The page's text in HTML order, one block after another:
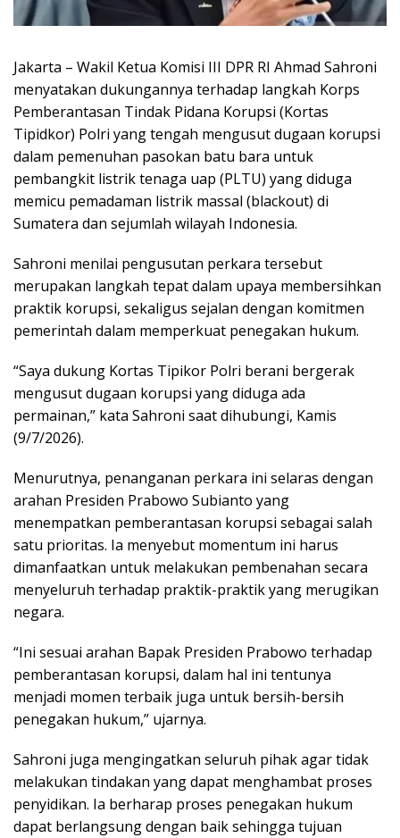
Jakarta – Wakil Ketua Komisi III DPR RI Ahmad Sahroni
menyatakan dukungannya terhadap langkah Korps
Pemberantasan Tindak Pidana Korupsi (Kortas
Tipidkor) Polri yang tengah mengusut dugaan korupsi
dalam pemenuhan pasokan batu bara untuk
pembangkit listrik tenaga uap (PLTU) yang diduga
memicu pemadaman listrik massal (blackout) di
Sumatera dan sejumlah wilayah Indonesia.
Sahroni menilai pengusutan perkara tersebut
merupakan langkah tepat dalam upaya membersihkan
praktik korupsi, sekaligus sejalan dengan komitmen
pemerintah dalam memperkuat penegakan hukum.
“Saya dukung Kortas Tipikor Polri berani bergerak
mengusut dugaan korupsi yang diduga ada
permainan,” kata Sahroni saat dihubungi, Kamis
(9/7/2026).
Menurutnya, penanganan perkara ini selaras dengan
arahan Presiden Prabowo Subianto yang
menempatkan pemberantasan korupsi sebagai salah
satu prioritas. Ia menyebut momentum ini harus
dimanfaatkan untuk melakukan pembenahan secara
menyeluruh terhadap praktik-praktik yang merugikan
negara.
“Ini sesuai arahan Bapak Presiden Prabowo terhadap
pemberantasan korupsi, dalam hal ini tentunya
menjadi momen terbaik juga untuk bersih-bersih
penegakan hukum,” ujarnya.
Sahroni juga mengingatkan seluruh pihak agar tidak
melakukan tindakan yang dapat menghambat proses
penyidikan. Ia berharap proses penegakan hukum
dapat berlangsung dengan baik sehingga tujuan